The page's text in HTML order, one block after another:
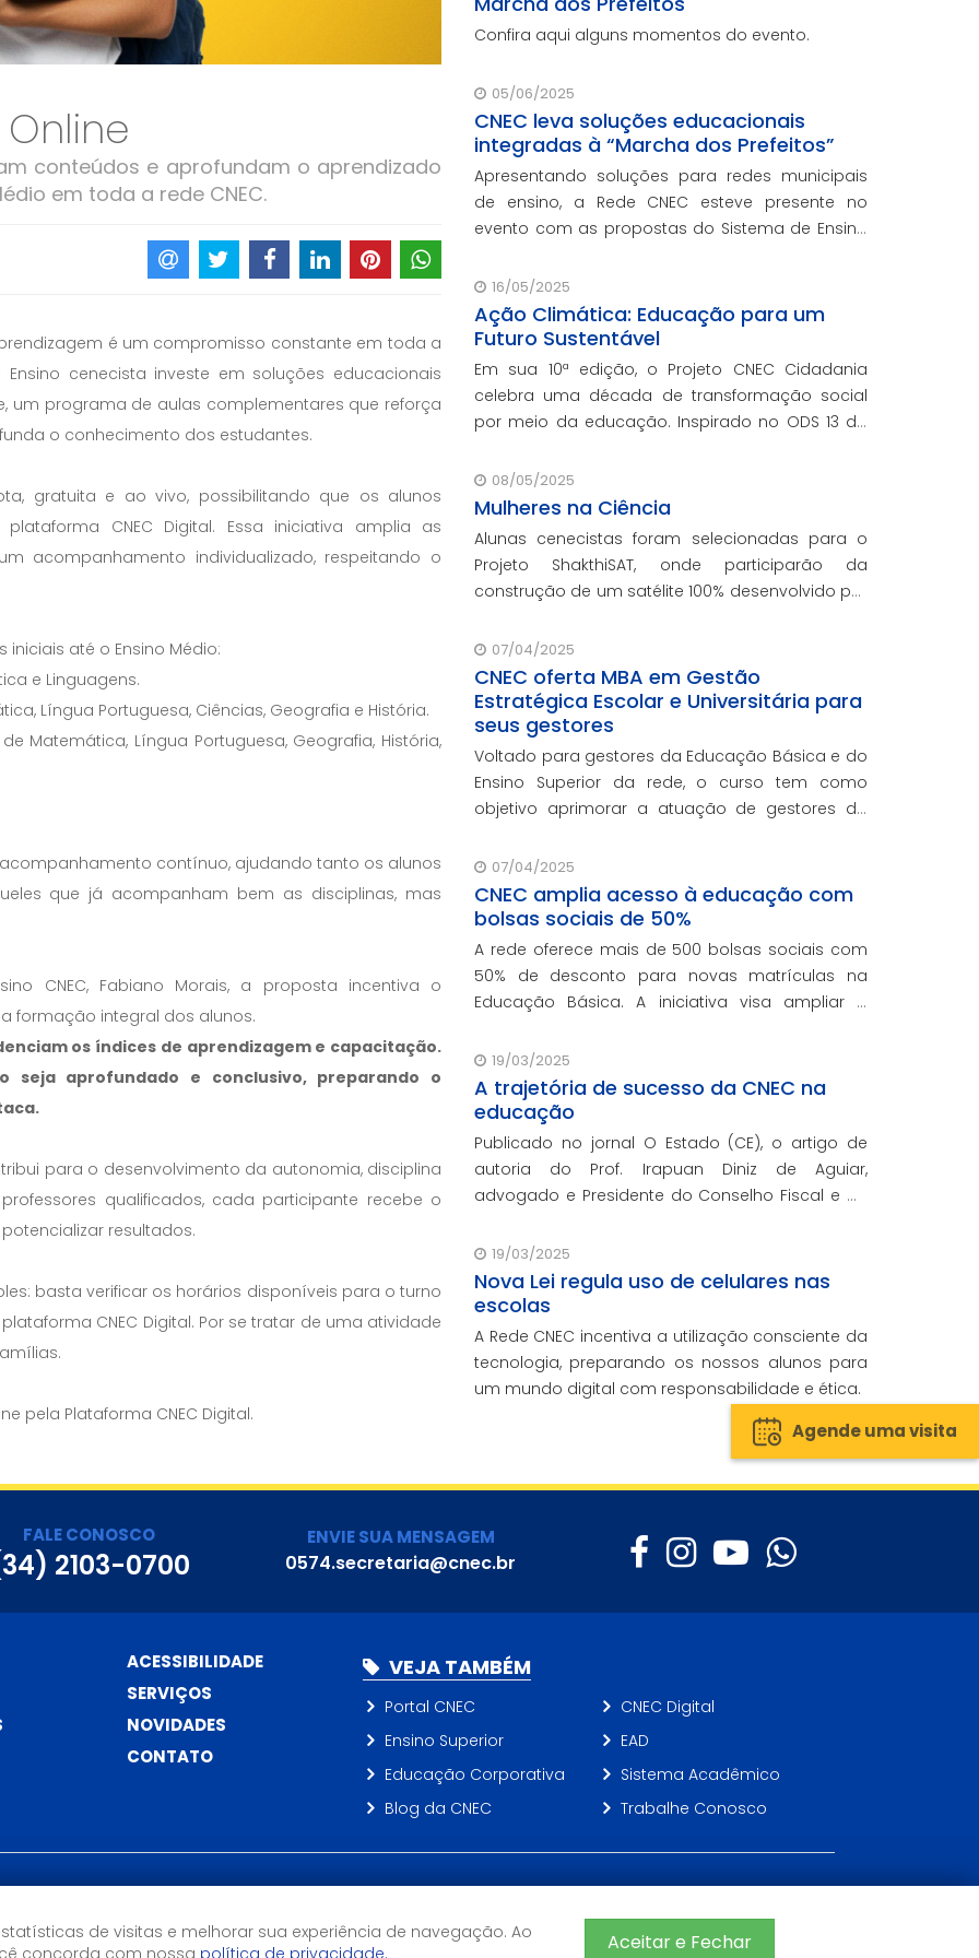
Agende uma visita
conteúdos e aprofundam o aprendizado
em toda a rede CNEC.
é um compromisso constante em toda a
cenecista investe em soluções educacionais
um programa de aulas complementares que reforça
o conhecimento dos estudantes.
gratuita e ao vivo, possibilitando que os alunos
CNEC Digital. Essa iniciativa amplia as
acompanhamento individualizado, respeitando o
até o Ensino Médio:
e Linguagens.
Língua Portuguesa, Ciências, Geografia e História.
Matemática, Língua Portuguesa, Geografia, História,
contínuo, ajudando tanto os alunos
que já acompanham bem as disciplinas, mas
CNEC, Fabiano Morais, a proposta incentiva o
formação integral dos alunos.
os índices de aprendizagem e capacitação.
seja aprofundado e conclusivo, preparando o
para o desenvolvimento da autonomia, disciplina
qualificados, cada participante recebe o
resultados.
basta verificar os horários disponíveis para o turno
CNEC Digital. Por se tratar de uma atividade
pela Plataforma CNEC Digital.
Confira aqui alguns momentos do evento.
05/06/2025
CNEC leva soluções educacionais
integradas à “Marcha dos Prefeitos”
Apresentando soluções para redes municipais
de ensino, a Rede CNEC esteve presente no
evento com as propostas do Sistema de Ensino
docente, serviços de gestão escolar e parcerias
com prefeituras durante ev
16/05/2025
Ação Climática: Educação para um
Futuro Sustentável
Em sua 10ª edição, o Projeto CNEC Cidadania
celebra uma década de transformação social
por meio da educação. Inspirado no ODS 13 da
climáticas e na promoção da sustentabilidade.
08/05/2025
Mulheres na Ciência
Alunas cenecistas foram selecionadas para o
Projeto ShakthiSAT, onde participarão da
construção de um satélite 100% desenvolvido por
07/04/2025
CNEC oferta MBA em Gestão
Estratégica Escolar e Universitária para
seus gestores
Voltado para gestores da Educação Básica e do
Ensino Superior da rede, o curso tem como
objetivo aprimorar a atuação de gestores da
continuada em serviço da instituição, contando
com o oferecimento gratuito da Re
07/04/2025
CNEC amplia acesso à educação com
bolsas sociais de 50%
A rede oferece mais de 500 bolsas sociais com
50% de desconto para novas matrículas na
Educação Básica. A iniciativa visa ampliar o
inclusão educacional.
19/03/2025
A trajetória de sucesso da CNEC na
educação
Publicado no jornal O Estado (CE), o artigo de
autoria do Prof. Irapuan Diniz de Aguiar,
advogado e Presidente do Conselho Fiscal e de
e o impacto cenecista na educação brasileira.
19/03/2025
Nova Lei regula uso de celulares nas
escolas
A Rede CNEC incentiva a utilização consciente da
tecnologia, preparando os nossos alunos para
um mundo digital com responsabilidade e ética.
FALE CONOSCO
2103-0700
ENVIE SUA MENSAGEM
0574.secretaria@cnec.br
ACESSIBILIDADE
SERVIÇOS
NOVIDADES
CONTATO
VEJA TAMBÉM
Portal CNEC
CNEC Digital
Ensino Superior
EAD
Educação Corporativa
Sistema Acadêmico
Blog da CNEC
Trabalhe Conosco
7h às 17h
©2026 CNEC - Todos os direitos reservados
Sistema de Ensino CNEC
de visitas e melhorar sua experiência de navegação. Ao
concorda com nossa política de privacidade. Aceitar e Fechar